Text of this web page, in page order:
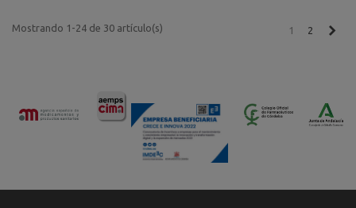
Mostrando 1-24 de 30 artículo(s) 1 2